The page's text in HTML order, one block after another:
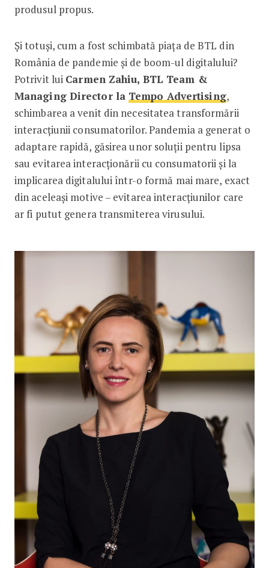
produsul propus.
Și totuși, cum a fost schimbată piața de BTL din
România de pandemie și de boom-ul digitalului?
Potrivit lui Carmen Zahiu, BTL Team &
Managing Director la Tempo Advertising,
schimbarea a venit din necesitatea transformării
interacțiunii consumatorilor. Pandemia a generat o
adaptare rapidă, găsirea unor soluții pentru lipsa
sau evitarea interacționării cu consumatorii și la
implicarea digitalului într-o formă mai mare, exact
din aceleași motive – evitarea interacțiunilor care
ar fi putut genera transmiterea virusului.